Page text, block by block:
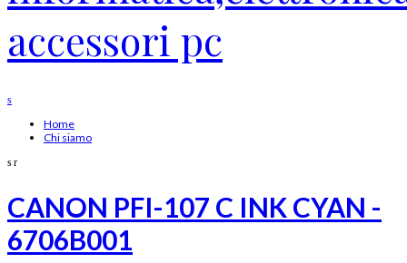
Home
Chi siamo
CANON PFI-107 C INK CYAN -
6706B001